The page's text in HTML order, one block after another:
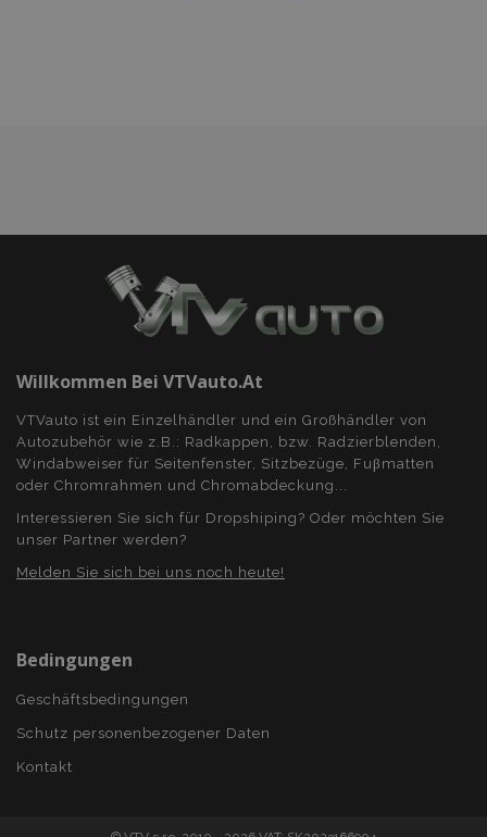
Willkommen Bei VTVauto.at
VTVauto ist ein Einzelhändler und ein Großhändler von
Autozubehör wie z.B.: Radkappen, bzw. Radzierblenden,
Windabweiser für Seitenfenster, Sitzbezüge, Fuβmatten
oder Chromrahmen und Chromabdeckung...
Interessieren Sie sich für Dropshiping? Oder möchten Sie
unser Partner werden?
Melden Sie sich bei uns noch heute!
Bedingungen
Geschäftsbedingungen
Schutz personenbezogener Daten
Kontakt